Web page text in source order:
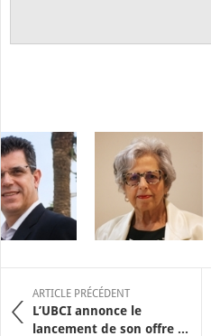
ARTICLE PRÉCÉDENT
L’UBCI annonce le
lancement de son offre ...